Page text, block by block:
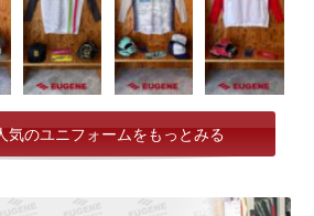
気のユニフォームをもっとみる